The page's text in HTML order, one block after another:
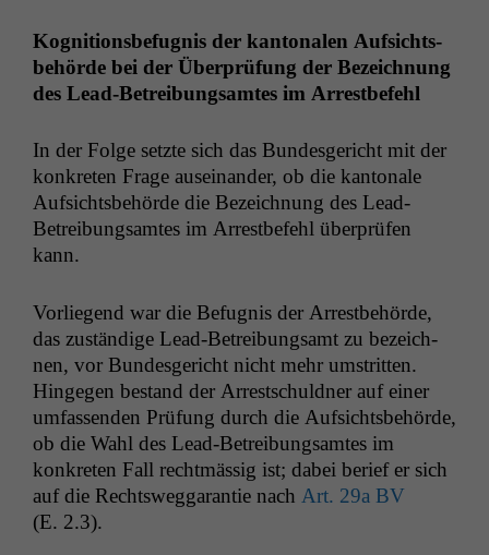
Kog­ni­tions­befug­nis der kan­tonalen Auf­sichts­
be­hörde bei der Über­prü­fung der Beze­ich­nung
des Lead-Betrei­bungsamtes im Arrestbefehl
In der Folge set­zte sich das Bun­des­gericht mit der
konkreten Frage auseinan­der, ob die kan­tonale
Auf­sichts­be­hörde die Beze­ich­nung des Lead-
Betrei­bungsamtes im Arrest­be­fehl über­prüfen
kann.
Vor­liegend war die Befug­nis der Arrest­be­hörde,
das zuständi­ge Lead-Betrei­bungsamt zu beze­ich­
nen, vor Bun­des­gericht nicht mehr umstrit­ten.
Hinge­gen bestand der Arrestschuld­ner auf ein­er
umfassenden Prü­fung durch die Auf­sichts­be­hörde,
ob die Wahl des Lead-Betrei­bungsamtes im
konkreten Fall recht­mäs­sig ist; dabei berief er sich
auf die Rechtsweg­garantie nach Art. 29a BV
(E. 2.3).